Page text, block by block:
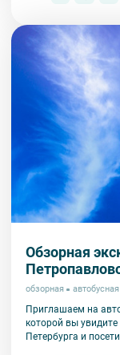
Обзорная
обзорная автобусная
Приглашаем на
которой вы
Петербурга и